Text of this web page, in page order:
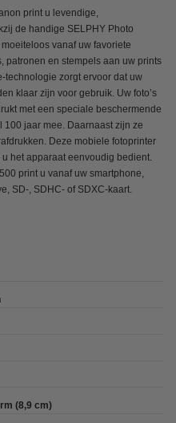
print u levendige,
de handige SELPHY Photo
vanaf uw favoriete
patronen en stempels aan uw prints
technologie zorgt ervoor dat uw
klaar zijn voor gebruik. Uw foto’s
met een speciale beschermende
jaar mee. Daarnaast zijn ze
Deze mobiele fotoprinter
het apparaat eenvoudig bedient.
print u vanaf uw smartphone,
SD-, SDHC- of SDXC-kaart.
(8,9 cm)